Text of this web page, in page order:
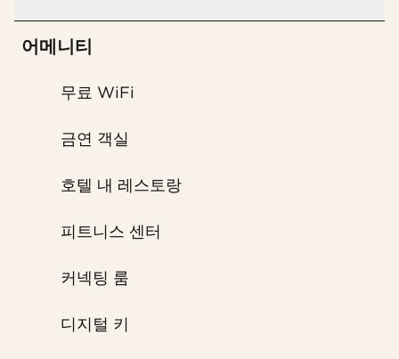
어메니티
무료 WiFi
금연 객실
호텔 내 레스토랑
피트니스 센터
커넥팅 룸
디지털 키